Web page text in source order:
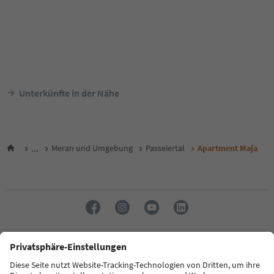
Unterkünfte in der Nähe
... Meran und Umgebung Passeiertal Apartment Maja
Sprache: Deutsch